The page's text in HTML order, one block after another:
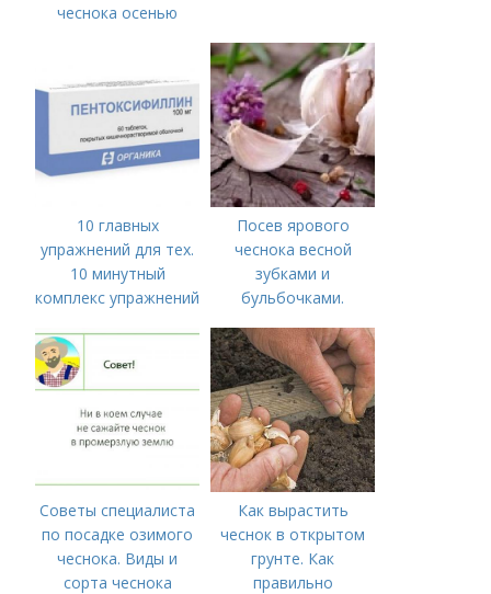
чеснока осенью
10 главных
упражнений для тех.
10 минутный
комплекс упражнений
времени на спорт
Посев ярового
чеснока весной
зубками и
бульбочками.
посадки озимого
чеснока
Советы специалиста
по посадке озимого
чеснока. Виды и
сорта чеснока
Как вырастить
чеснок в открытом
грунте. Как
правильно